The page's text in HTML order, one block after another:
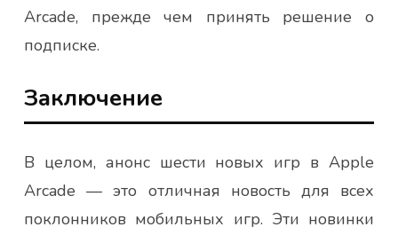
Arcade, прежде чем принять решение о
подписке.
Заключение
В целом, анонс шести новых игр в Apple
Arcade — это отличная новость для всех
поклонников мобильных игр. Эти новинки